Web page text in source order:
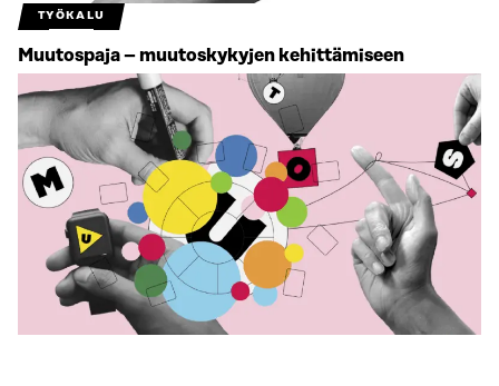
TYÖKALU
Muutospaja – muutoskykyjen kehittämiseen